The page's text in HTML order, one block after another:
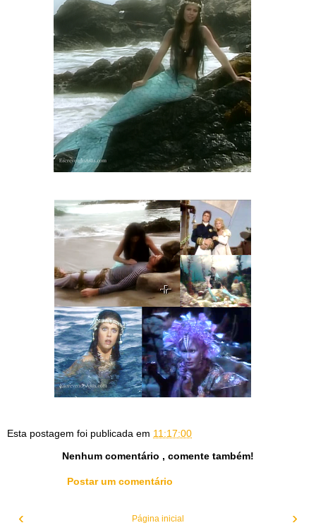
Esta postagem foi publicada em 11:17:00
Nenhum comentário , comente também!
Postar um comentário
‹ ›
Página inicial